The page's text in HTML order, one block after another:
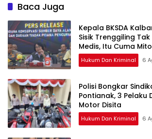
Baca Juga
Kepala BKSDA
Sisik Trenggiling
Medis, Itu Cuma
Hukum Dan Kriminal 6
Polisi Bongkar
Pontianak, 3 Pelaku
Motor Disita
Hukum Dan Kriminal 6